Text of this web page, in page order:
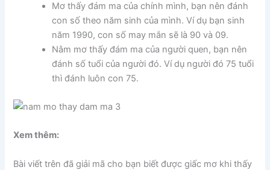
Mơ thấy đám ma của chính mình, bạn nên đánh
con số theo năm sinh của mình. Ví dụ bạn sinh
năm 1990, con số may mắn sẽ là 90 và 09.
Nằm mơ thấy đám ma của người quen, bạn nên
đánh số tuổi của người đó. Ví dụ người đó 75 tuổi
thì đánh luôn con 75.
Xem thêm:
Bài viết trên đã giải mã cho bạn biết được giấc mơ khi thấy